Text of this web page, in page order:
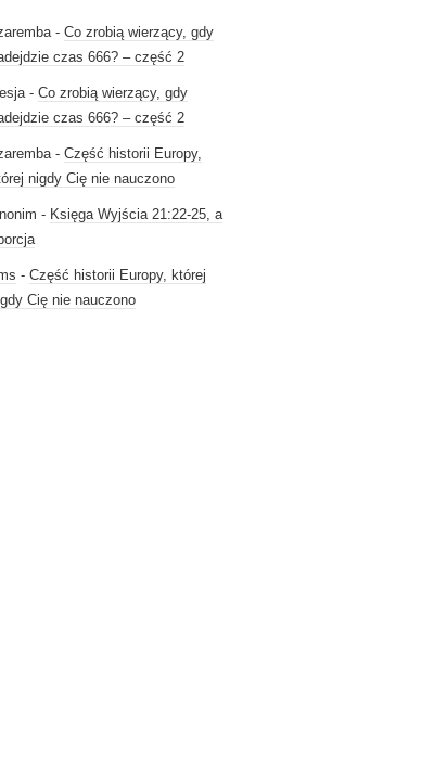
- Co zrobią wierzący, gdy
czas 666? – część 2
- Co zrobią wierzący, gdy
czas 666? – część 2
- Część historii Europy,
nigdy Cię nie nauczono
- Księga Wyjścia 21:22-25, a
- Część historii Europy, której
Cię nie nauczono